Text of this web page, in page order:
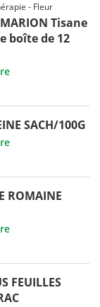
- Fleur
MARION Tisane
boîte de 12
SACH/100G
ROMAINE
FEUILLES